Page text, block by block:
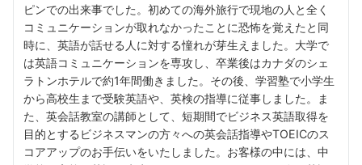
ピンでの出来事でした。初めての海外旅行で現地の人と全く
コミュニケーションが取れなかったことに恐怖を覚えたと同
時に、英語が話せる人に対する憧れが芽生えました。大学で
は英語コミュニケーションを専攻し、卒業後はカナダのシェ
ラトンホテルで約1年間働きました。その後、学習塾で小学生
から高校生まで受験英語や、英検の指導に従事しました。ま
た、英会話教室の講師として、短期間でビジネス英語取得を
目的とするビジネスマンの方々への英会話指導やTOEICのス
コアアップのお手伝いをいたしました。お客様の中には、中